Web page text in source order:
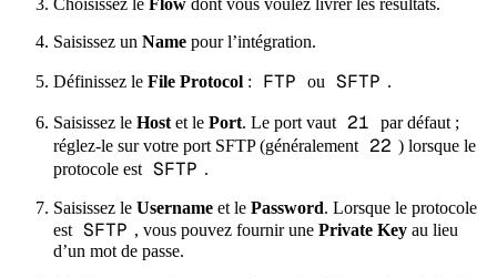
Choisissez le Flow dont vous voulez livrer les résultats.
Saisissez un Name pour l’intégration.
Définissez le File Protocol : FTP ou SFTP .
Saisissez le Host et le Port. Le port vaut 21
par défaut ;
réglez-le sur votre port SFTP (généralement 22 ) lorsque le
protocole est SFTP .
Saisissez le Username et le Password. Lorsque le protocole
est SFTP , vous pouvez fournir unePrivate Key au lieu
d’un mot de passe.